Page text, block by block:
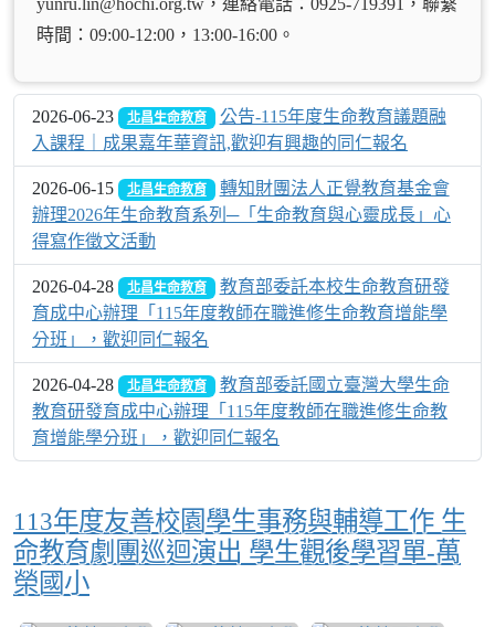
yunru.lin@hochi.org.tw，連絡電話：0925-719391，聯繫
時間：09:00-12:00，13:00-16:00。
2026-06-23 北昌生命教育
公告-115年度生命教育議題融
入課程｜成果嘉年華資訊,歡迎有興趣的同仁報名
2026-06-15 北昌生命教育
轉知財團法人正覺教育基金會
辦理2026年生命教育系列─「生命教育與心靈成長」心
得寫作徵文活動
2026-04-28 北昌生命教育
教育部委託本校生命教育研發
育成中心辦理「115年度教師在職進修生命教育增能學
分班」，歡迎同仁報名
2026-04-28 北昌生命教育
教育部委託國立臺灣大學生命
教育研發育成中心辦理「115年度教師在職進修生命教
育增能學分班」，歡迎同仁報名
113年度友善校園學生事務與輔導工作 生
命教育劇團巡迴演出 學生觀後學習單-萬
榮國小